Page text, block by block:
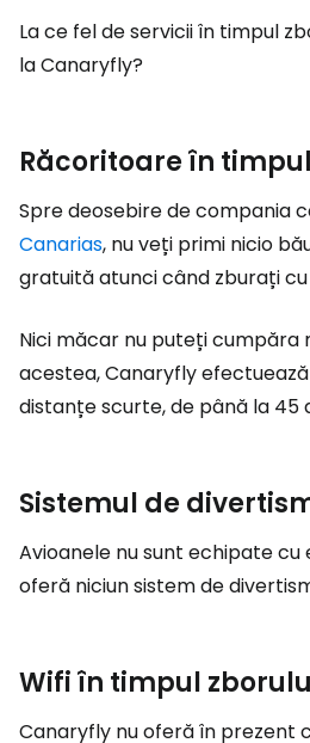
La ce fel de servicii în timpul
la Canaryfly?
Răcoritoare în
Spre deosebire de compania
Canarias, nu veți primi nicio
gratuită atunci când zburați
Nici măcar nu puteți cumpăra
acestea, Canaryfly
distanțe scurte, de până la 45
Sistemul de
Avioanele nu sunt echipate cu
oferă niciun sistem de
Wifi în timpul
Canaryfly nu oferă în prezent